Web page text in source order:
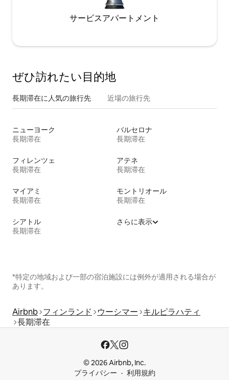
サービスアパートメント
ぜひ訪⁠れ⁠た⁠い目⁠的⁠地
長期滞在に人気の旅行先 近場の旅行先
ニューヨーク
長期滞在
バルセロナ
長期滞在
フィレンツェ
長期滞在
アテネ
長期滞在
マイアミ
長期滞在
モントリオール
長期滞在
シアトル
長期滞在
さらに表示
*特定の地域および一部の宿泊施設には例外が適用される場合が
あります。
Airbnb フィンランド ウーシマー キルピラハティ
長期滞在
© 2026 Airbnb, Inc.
プライバシー
利用規約